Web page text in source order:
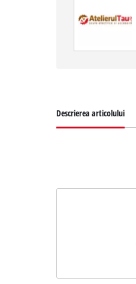
Descrierea articolului